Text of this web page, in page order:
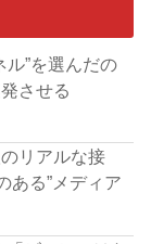
ル”を選んだの
させる
リアルな接
ある”メディア